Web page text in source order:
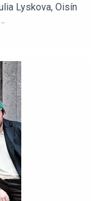
Lyskova, Oisín
smärtor.Alkohol,
berakups.Nästan
gottsnack